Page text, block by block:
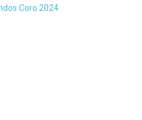
Coro 2024